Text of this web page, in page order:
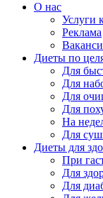
О нас
Услуги
Реклама
Диеты по
Для
Для
Для
Для
На
Для
Диеты для
При
Для
Для